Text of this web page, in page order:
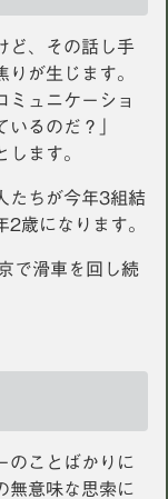
ど、その話し手
が生じます。
ミュニケーショ
るのだ？」
ます。
たちが今年3組結
歳になります。
で滑車を回し続
のことばかりに
無意味な思索に